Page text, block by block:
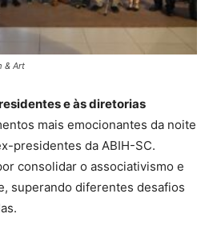
& Art
e às diretorias
mais emocionantes da noite
presidentes da ABIH-SC.
consolidar o associativismo e
superando diferentes desafios